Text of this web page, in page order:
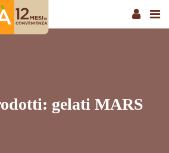
gelati MARS